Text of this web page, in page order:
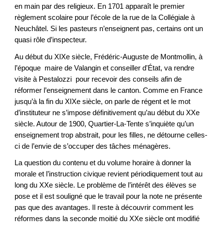
en main par des religieux. En 1701 apparaît le premier
règlement scolaire pour l’école de la rue de la Collégiale à
Neuchâtel. Si les pasteurs n’enseignent pas, certains ont un
quasi rôle d’inspecteur.
Au début du XIXe siècle, Frédéric-Auguste de Montmollin, à
l’époque maire de Valangin et conseiller d'État, va rendre
visite à Pestalozzi pour recevoir des conseils afin de
réformer l’enseignement dans le canton. Comme en France
jusqu’à la fin du XIXe siècle, on parle de régent et le mot
d’instituteur ne s’impose définitivement qu’au début du XXe
siècle. Autour de 1900, Quartier-La-Tente s’inquiète qu’un
enseignement trop abstrait, pour les filles, ne détourne celles-
ci de l’envie de s’occuper des tâches ménagères.
La question du contenu et du volume horaire à donner la
morale et l’instruction civique revient périodiquement tout au
long du XXe siècle. Le problème de l’intérêt des élèves se
pose et il est souligné que le travail pour la note ne présente
pas que des avantages. Il reste à découvrir comment les
réformes dans la seconde moitié du XXe siècle ont modifié